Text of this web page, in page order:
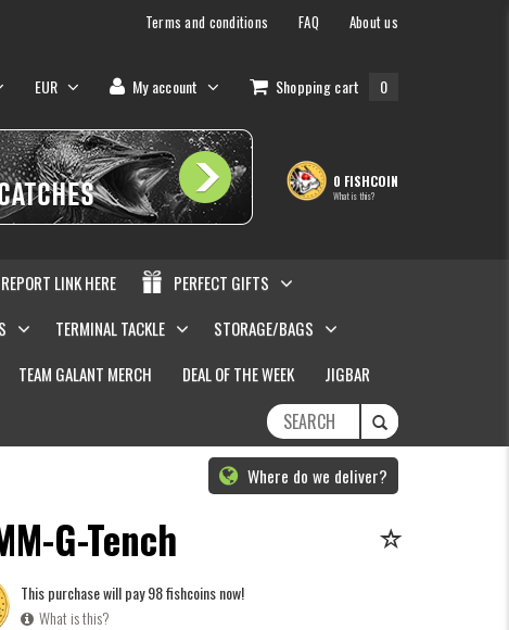
Terms and conditions FAQ About us
EUR My account Shopping cart 0
0 FISHCOIN
What is this?
LINK HERE
PERFECT GIFTS
TERMINAL TACKLE
STORAGE/BAGS
TEAM GALANT MERCH DEAL OF THE WEEK
JIGBAR
Where do we deliver?
G-Tench
This purchase will pay 98 fishcoins now!
What is this?